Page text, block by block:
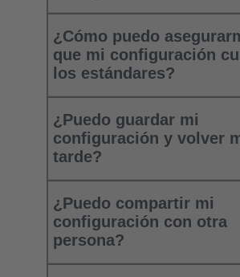
¿Cómo puedo
que mi configuración
los estándares?
¿Puedo guardar mi
configuración y volver
tarde?
¿Puedo compartir mi
configuración con otra
persona?